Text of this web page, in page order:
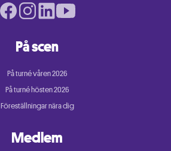
På scen
På turné våren 2026
På turné hösten 2026
Föreställningar nära dig
Medlem
Facebook page
Instagram page
LinkedIn pageYoutube page